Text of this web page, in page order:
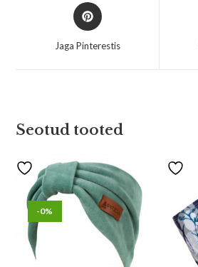
Jaga Pinterestis
Seotud tooted
-0%